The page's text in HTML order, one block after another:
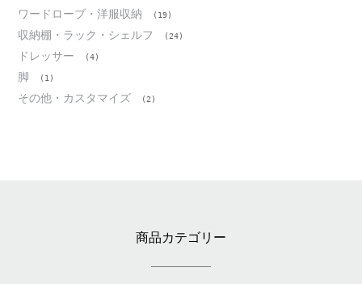
ワードローブ・洋服収納 (19)
収納棚・ラック・シェルフ (24)
ドレッサー (4)
脚 (1)
その他・カスタマイズ (2)
商品カテゴリー